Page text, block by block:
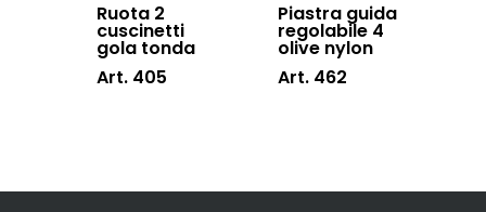
Ruota 2
cuscinetti
gola tonda
Art. 405
Piastra guida
regolabile 4
olive nylon
Art. 462